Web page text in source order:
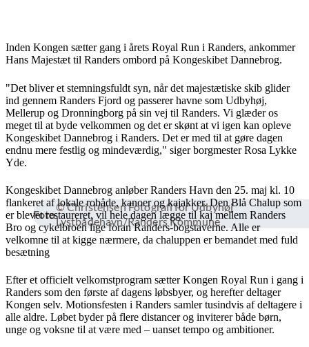
Foto
© Christensen Fotografi for Udbyhøj
Lystbådehavn/Randers Kommune
Inden Kongen sætter gang i årets Royal Run i Randers, ankommer
Hans Majestæt til Randers ombord på Kongeskibet Dannebrog.
"Det bliver et stemningsfuldt syn, når det majestætiske skib glider
ind gennem Randers Fjord og passerer havne som Udbyhøj,
Mellerup og Dronningborg på sin vej til Randers. Vi glæder os
meget til at byde velkommen og det er skønt at vi igen kan opleve
Kongeskibet Dannebrog i Randers. Det er med til at gøre dagen
endnu mere festlig og mindeværdig," siger borgmester Rosa Lykke
Yde.
Kongeskibet Dannebrog anløber Randers Havn den 25. maj kl. 10
flankeret af lokale robåde, kanoer og kajakker. Den Blå Chalup som
er blevet restaureret, vil hele dagen lægge til kaj mellem Randers
Bro og cykelbroen lige foran Randers-bogstaverne. Alle er
velkomne til at kigge nærmere, da chaluppen er bemandet med fuld
besætning
Efter et officielt velkomstprogram sætter Kongen Royal Run i gang i
Randers som den første af dagens løbsbyer, og herefter deltager
Kongen selv. Motionsfesten i Randers samler tusindvis af deltagere i
alle aldre. Løbet byder på flere distancer og inviterer både børn,
unge og voksne til at være med – uanset tempo og ambitioner.